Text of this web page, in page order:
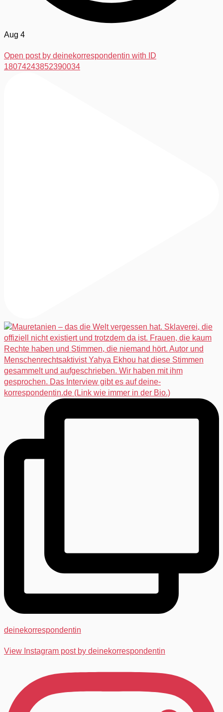
Aug 4
Open post by deinekorrespondentin with ID
18074243852390034
deinekorrespondentin
View Instagram post by deinekorrespondentin